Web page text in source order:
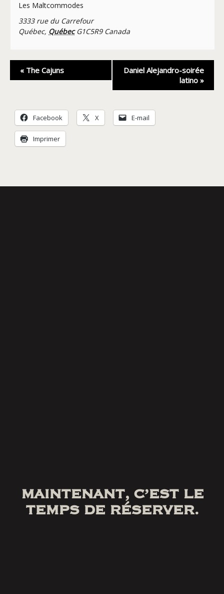
Les Maltcommodes
3333 rue du Carrefour
Québec, Québec G1C5R9 Canada
Navigation
Évènement
« The Cajuns
Daniel Alejandro-soirée
latino »
Facebook X E-mail
Imprimer
MAINTENANT, C’EST LE
TEMPS DE RÉSERVER.